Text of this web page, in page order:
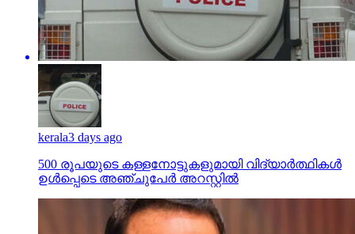
kerala3 days ago
500 രൂപയുടെ കള്ളനോട്ടുകളുമായി വിദ്യാര്‍ത്ഥികള്‍
ഉള്‍പ്പെടെ അഞ്ചുപേര്‍ അറസ്റ്റില്‍